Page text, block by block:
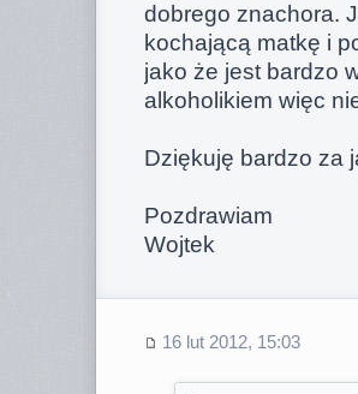
dobrego znachora.
kochającą matkę i
jako że jest bardzo
alkoholikiem więc
Dziękuję bardzo za
Pozdrawiam
Wojtek
16 lut 2012, 15:03